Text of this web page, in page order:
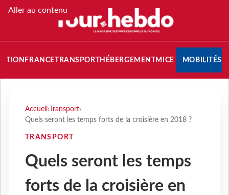
Aller au contenu
FRANCETRANSPORT HÉBERGEMENTMICE MOBILITÉS
Accueil › Transport›
Quels seront les temps forts de la croisière en 2018 ?
TRANSPORT
Quels seront les temps
forts de la croisière en